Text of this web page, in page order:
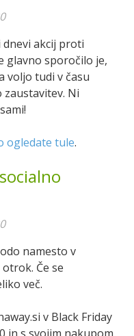
dnevi akcij proti
glavno sporočilo je,
voljo tudi v času
Ni
ogledate tule.
namesto v
Če se
več.
v Black Friday